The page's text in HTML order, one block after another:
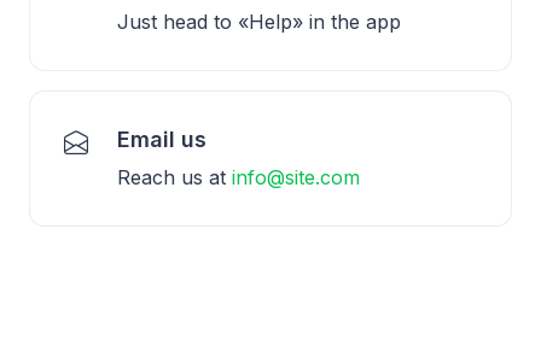
Just head to «Help» in the app
Email us
Reach us at info@site.com